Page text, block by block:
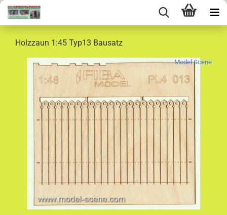
Holzzaun 1:45 Typ13 Bausatz
Model Scene